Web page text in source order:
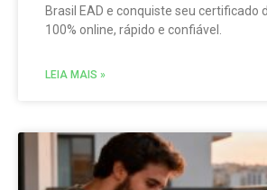
Brasil EAD e conquiste seu certificado
100% online, rápido e confiável.
LEIA MAIS »